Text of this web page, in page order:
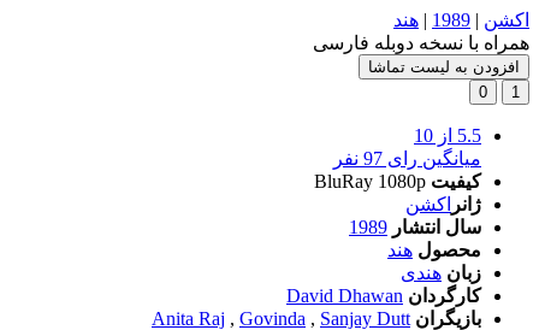
اکشن |
1989
| هند
همراه با نسخه دوبله فارسی
افزودن به لیست تماشا
1
0
5.5 از 10
میانگین رای 97 نفر
کیفیت BluRay 1080p
ژانر اکشن
سال انتشار 1989
محصول هند
زبان هندی
کارگردان David Dhawan
بازیگران
Anita Raj , Govinda , Sanjay Dutt